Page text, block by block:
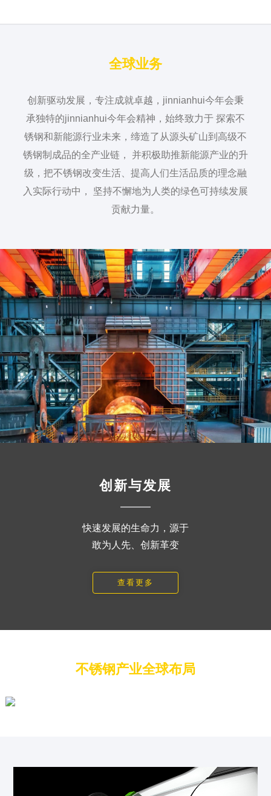
全球业务
创新驱动发展，专注成就卓越，jinnianhui今年会秉
承独特的jinnianhui今年会精神，始终致力于 探索不
锈钢和新能源行业未来，缔造了从源头矿山到高级不
锈钢制成品的全产业链，
并积极助推新能源产业的升
级，把不锈钢改变生活、提高人们生活品质的理念融
入实际行动中，
坚持不懈地为人类的绿色可持续发展
贡献力量。
创新与发展
快速发展的生命力， 源于
敢为人先、创新革变
查看更多
不锈钢产业全球布局